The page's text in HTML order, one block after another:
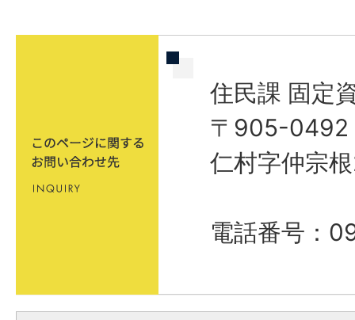
住民課 固定
〒905-0492
仁村字仲宗
電話番号：